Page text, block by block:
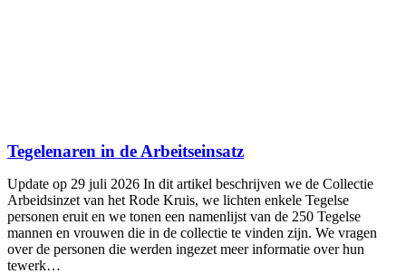
Tegelenaren in de Arbeitseinsatz
Update op 29 juli 2026 In dit artikel beschrijven we de Collectie
Arbeidsinzet van het Rode Kruis, we lichten enkele Tegelse
personen eruit en we tonen een namenlijst van de 250 Tegelse
mannen en vrouwen die in de collectie te vinden zijn. We vragen
over de personen die werden ingezet meer informatie over hun
tewerk…